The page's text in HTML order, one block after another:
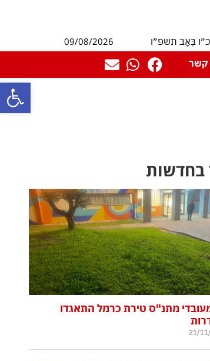
פתח
כ״ו בְּאָב תשפ״ו
09/08/2026
קשר
בחדשות
מתנ"ס טירת כרמל התאגדו
21/